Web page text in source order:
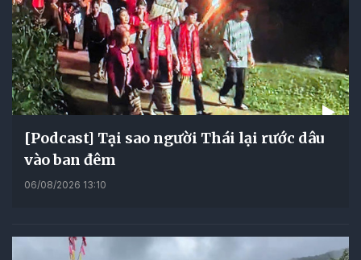
[Podcast] Tại sao người Thái lại rước dâu
vào ban đêm
06/08/2026 13:10